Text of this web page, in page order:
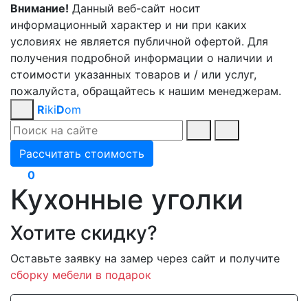
Внимание! Данный веб-сайт носит
информационный характер и ни при каких
условиях не является публичной офертой. Для
получения подробной информации о наличии и
стоимости указанных товаров и / или услуг,
пожалуйста, обращайтесь к нашим менеджерам.
RikiDom
Рассчитать стоимость
0
Кухонные уголки
Хотите скидку?
Оставьте заявку на замер через сайт и получите
сборку мебели в подарок